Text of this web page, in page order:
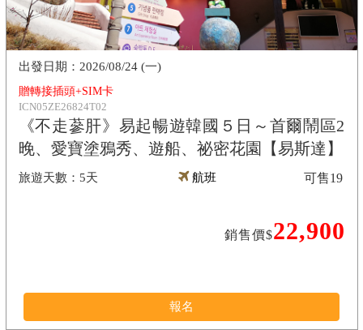
贈轉接插頭+SIM卡
ICN05ZE26824T02
《不走蔘肝》易起暢遊韓國５日～首爾鬧區2
晚、愛寶塗鴉秀、遊船、祕密花園【易斯達】
5天
2026/08/24 (一)
航班
銷售價$22,900
可售19
報名